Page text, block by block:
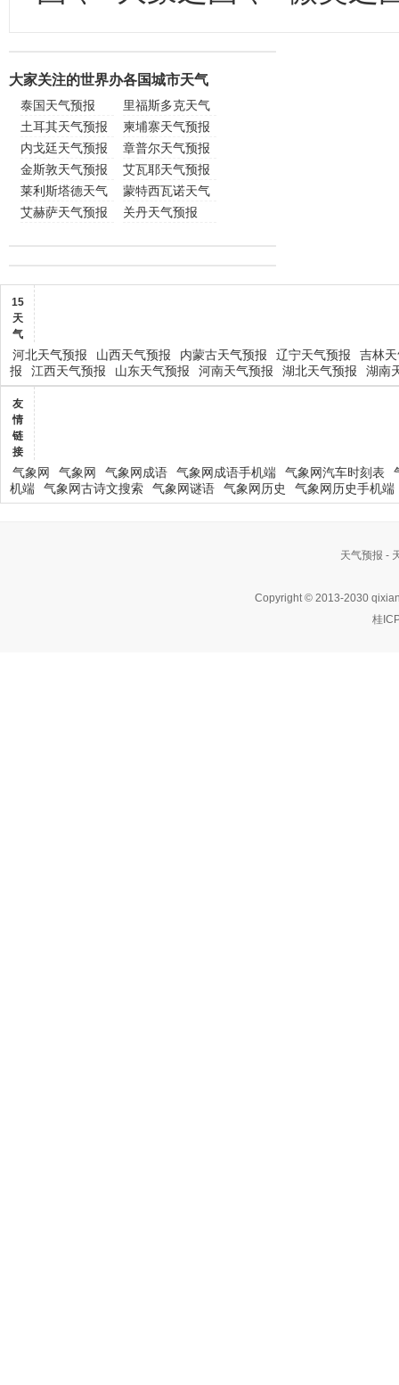
大家关注的世界办各国城市天气
泰国天气预报
里福斯多克天气
预报
土耳其天气预报
柬埔寨天气预报
内戈廷天气预报
章普尔天气预报
金斯敦天气预报
艾瓦耶天气预报
莱利斯塔德天气
预报
蒙特西瓦诺天气
预报
艾赫萨天气预报 关丹天气预报
15
天
气
河北天气预报 山西天气预报 内蒙古天气预报 辽宁天气预报
吉林
报
江西天气预报 山东天气预报 河南天气预报 湖北天气预报 湖南
友
情
链
接
气象网 气象网 气象网成语 气象网成语手机端 气象网汽车时刻表
机端
气象网古诗文搜索 气象网谜语 气象网历史 气象网历史手机端
天气预报 -
Copyright © 2013-2030
桂